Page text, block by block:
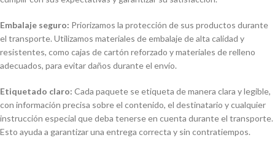
Embalaje seguro: Priorizamos la protección de sus productos durante
el transporte. Utilizamos materiales de embalaje de alta calidad y
resistentes, como cajas de cartón reforzado y materiales de relleno
adecuados, para evitar daños durante el envío.
Etiquetado claro: Cada paquete se etiqueta de manera clara y legible,
con información precisa sobre el contenido, el destinatario y cualquier
instrucción especial que deba tenerse en cuenta durante el transporte.
Esto ayuda a garantizar una entrega correcta y sin contratiempos.